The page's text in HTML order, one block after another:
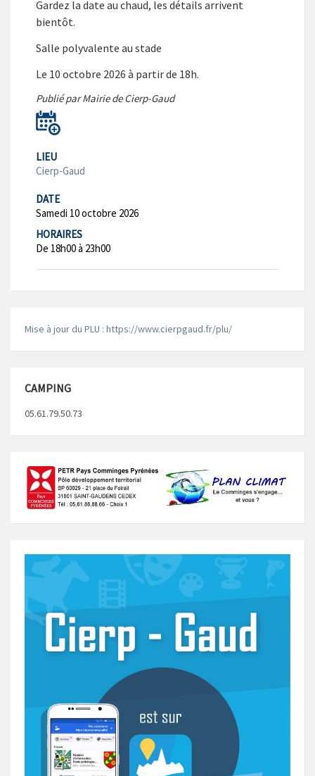
Gardez la date au chaud, les détails arrivent
bientôt.
Salle polyvalente au stade
Le 10 octobre 2026 à partir de 18h.
Publié par Mairie de Cierp-Gaud
LIEU
Cierp-Gaud
DATE
Samedi 10 octobre 2026
HORAIRES
De 18h00 à 23h00
Mise à jour du PLU : https://www.cierpgaud.fr/plu/
CAMPING
05.61.79.50.73